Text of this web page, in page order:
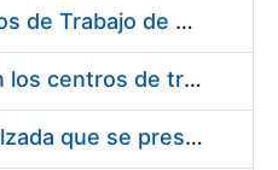
Suministro de Protectores Auditivos a medida para las personas trabajadoras de los Centros de Trabajo de Madrid y Burgos
Suministro de gafas graduadas antiproyecciones para los trabajadores de la FNMT-RCM en los centros de trabajo de Madrid y Burgos
Servicios de una empresa externa para el asesoramiento y resolución de los recursos de alzada que se presentan relacionados con procesos de selección para la FNMT-RCM